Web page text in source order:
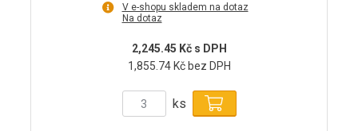
V e-shopu skladem na dotaz
Na dotaz
2,245.45 Kč s DPH
1,855.74 Kč bez DPH
ks